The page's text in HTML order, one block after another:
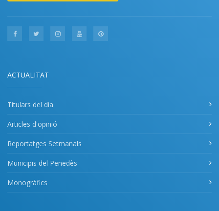
ACTUALITAT
Titulars del dia
Articles d'opinió
Reportatges Setmanals
Municipis del Penedès
Monogràfics